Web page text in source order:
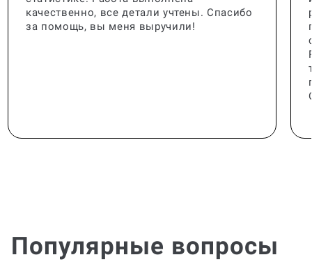
качественно, все детали учтены. Спасибо
за помощь, вы меня выручили!
Популярные вопросы